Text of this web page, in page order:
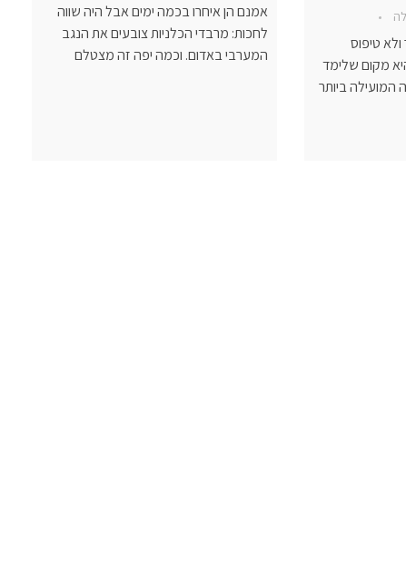
טיפוס
לכת. "גבעה 69" היא מקום שלימד
המועילה ביותר
אמנם הן איחרו בכמה ימים אבל היה שווה
לחכות: מרבדי הכלניות צובעים את הנגב
המערבי באדום. וכמה יפה זה מצטלם